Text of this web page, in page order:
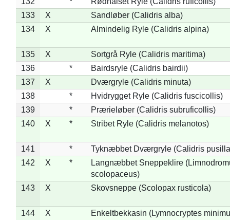
133
X
Sandløber (Calidris alba)
134
X Almindelig Ryle (Calidris alpina)
135 X
Sortgrå Ryle (Calidris maritima)
136
*
Bairdsryle (Calidris bairdii)
137
X
Dværgryle (Calidris minuta)
138
*
Hvidrygget Ryle (Calidris fuscicollis)
139
*
Prærieløber (Calidris subruficollis)
140
X * Stribet Ryle (Calidris melanotos)
141 *
Tyknæbbet Dværgryle (Calidris
142
X *
Langnæbbet Sneppeklire
scolopaceus)
143
X Skovsneppe (Scolopax rusticola)
144 X
Enkeltbekkasin (Lymnocryptes